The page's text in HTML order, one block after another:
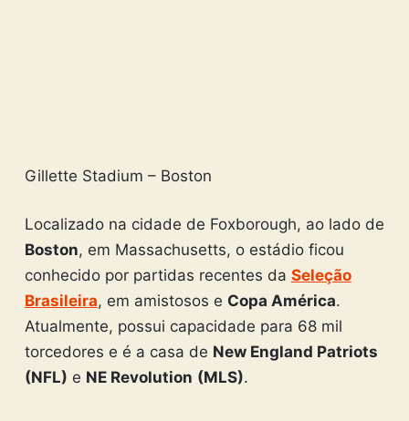
Gillette Stadium – Boston
Localizado na cidade de Foxborough, ao lado de
Boston, em Massachusetts, o estádio ficou
conhecido por partidas recentes da Seleção
Brasileira, em amistosos e Copa América.
Atualmente, possui capacidade para 68 mil
torcedores e é a casa de New England Patriots
(NFL) e NE Revolution (MLS).